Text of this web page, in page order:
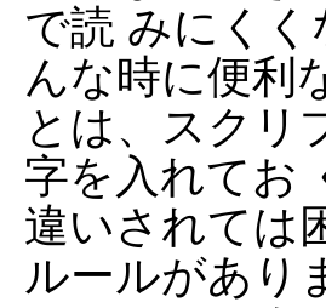
で読 みにく
んな時に便利
とは、スクリ
字を入れてお
違いされては
ルールがあり